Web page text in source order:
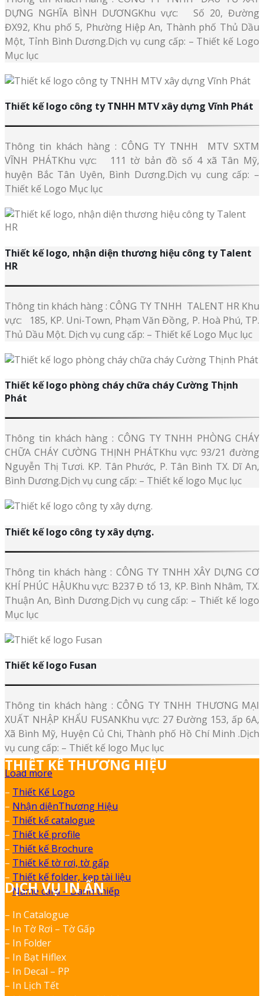
DỰNG NGHĨA BÌNH DƯƠNGKhu vực: Số 20, Đường
ĐX92, Khu phố 5, Phường Hiệp An, Thành phố Thủ Dầu
Một, Tỉnh Bình Dương.Dịch vụ cung cấp: – Thiết kế Logo
Mục lục
Thiết kế logo công ty TNHH MTV xây dựng Vĩnh Phát
Thông tin khách hàng : CÔNG TY TNHH MTV SXTM
VĨNH PHÁTKhu vực: 111 tờ bản đồ số 4 xã Tân Mỹ,
huyện Bắc Tân Uyên, Bình Dương.Dịch vụ cung cấp: –
Thiết kế Logo Mục lục
Thiết kế logo, nhận diện thương hiệu công ty Talent
HR
Thông tin khách hàng : CÔNG TY TNHH TALENT HR Khu
vực: 185, KP. Uni-Town, Phạm Văn Đồng, P. Hoà Phú, TP.
Thủ Dầu Một. Dịch vụ cung cấp: – Thiết kế Logo Mục lục
Thiết kế logo phòng cháy chữa cháy Cường Thịnh
Phát
Thông tin khách hàng : CÔNG TY TNHH PHÒNG CHÁY
CHỮA CHÁY CƯỜNG THỊNH PHÁTKhu vực: 93/21 đường
Nguyễn Thị Tươi. KP. Tân Phước, P. Tân Bình TX. Dĩ An,
Bình Dương.Dịch vụ cung cấp: – Thiết kế logo Mục lục
Thiết kế logo công ty xây dựng.
Thông tin khách hàng : CÔNG TY TNHH XÂY DỰNG CƠ
KHÍ PHÚC HẬUKhu vực: B237 Đ tổ 13, KP. Bình Nhâm, TX.
Thuận An, Bình Dương.Dịch vụ cung cấp: – Thiết kế logo
Mục lục
Thiết kế logo Fusan
Thông tin khách hàng : CÔNG TY TNHH THƯƠNG MẠI
XUẤT NHẬP KHẨU FUSANKhu vực: 27 Đường 153, ấp 6A,
Xã Bình Mỹ, Huyện Củ Chi, Thành phố Hồ Chí Minh .Dịch
vụ cung cấp: – Thiết kế logo Mục lục
Load more
THIẾT KẾ THƯƠNG HIỆU
– Thiết Kế Logo
– Nhận diệnThương Hiệu
– Thiết kế catalogue
– Thiết kế profile
– Thiết kế Brochure
– Thiết kế tờ rơi, tờ gấp
– Thiết kế folder, kẹp tài liệu
–Name card – Danh thiếp
DỊCH VỤ IN ẤN
– In Catalogue
– In Tờ Rơi – Tờ Gấp
– In Folder
– In Bạt Hiflex
– In Decal – PP
– In Lịch Tết